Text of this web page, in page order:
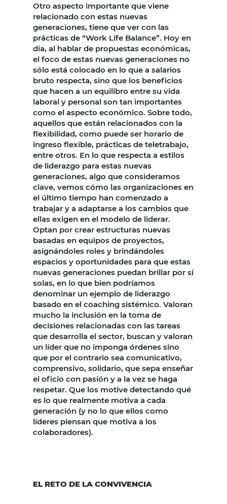
Otro aspecto importante que viene
relacionado con estas nuevas
generaciones, tiene que ver con las
prácticas de “Work Life Balance”. Hoy en
día, al hablar de propuestas económicas,
el foco de estas nuevas generaciones no
sólo está colocado en lo que a salarios
bruto respecta, sino que los beneficios
que hacen a un equilibro entre su vida
laboral y personal son tan importantes
como el aspecto económico. Sobre todo,
aquellos que están relacionados con la
flexibilidad, como puede ser horario de
ingreso flexible, prácticas de teletrabajo,
entre otros. En lo que respecta a estilos
de liderazgo para estas nuevas
generaciones, algo que consideramos
clave, vemos cómo las organizaciones en
el último tiempo han comenzado a
trabajar y a adaptarse a los cambios que
ellas exigen en el modelo de liderar.
Optan por crear estructuras nuevas
basadas en equipos de proyectos,
asignándoles roles y brindándoles
espacios y oportunidades para que estas
nuevas generaciones puedan brillar por sí
solas, en lo que bien podríamos
denominar un ejemplo de liderazgo
basado en el coaching sistémico. Valoran
mucho la inclusión en la toma de
decisiones relacionadas con las tareas
que desarrolla el sector, buscan y valoran
un líder que no imponga órdenes sino
que por el contrario sea comunicativo,
comprensivo, solidario, que sepa enseñar
el oficio con pasión y a la vez se haga
respetar. Que los motive detectando qué
es lo que realmente motiva a cada
generación (y no lo que ellos como
líderes piensan que motiva a los
colaboradores).
EL RETO DE LA CONVIVENCIA